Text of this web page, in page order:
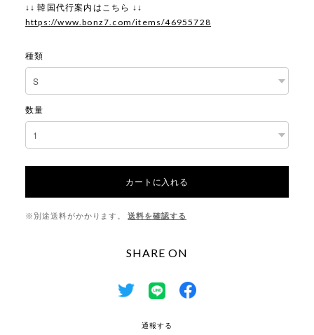
↓↓ 韓国代行案内はこちら ↓↓
https://www.bonz7.com/items/46955728
種類
数量
カートに入れる
※別途送料がかかります。 送料を確認する
SHARE ON
通報する